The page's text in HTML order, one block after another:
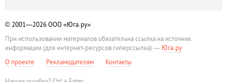
© 2001—2026ООО «Юга.ру»
При использовании материалов обязательна ссылка на источник
информации (для интернет-ресурсов гиперссылка) — Юга.ру
О проекте
Рекламодателям Контакты